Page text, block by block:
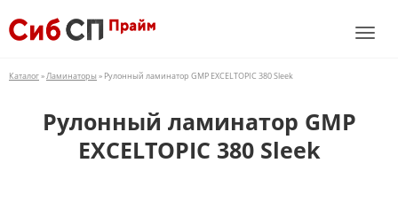
Каталог»Ламинаторы » Рулонный ламинатор GMP EXCELTOPIC 380 Sleek
Рулонный ламинатор GMP
EXCELTOPIC 380 Sleek